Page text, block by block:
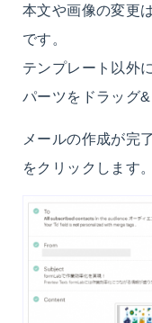
本文や画像の変更
です。
テンプレート以外
パーツをドラッグ
メールの作成が完
をクリックします。